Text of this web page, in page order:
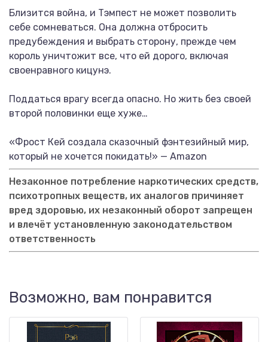
Близится война, и Тэмпест не может позволить
себе сомневаться. Она должна отбросить
предубеждения и выбрать сторону, прежде чем
король уничтожит все, что ей дорого, включая
своенравного кицунэ.
Поддаться врагу всегда опасно. Но жить без своей
второй половинки еще хуже…
«Фрост Кей создала сказочный фэнтезийный мир,
который не хочется покидать!» — Amazon
Незаконное потребление наркотических средств,
психотропных веществ, их аналогов причиняет
вред здоровью, их незаконный оборот запрещен
и влечёт установленную законодательством
ответственность
Возможно, вам понравится